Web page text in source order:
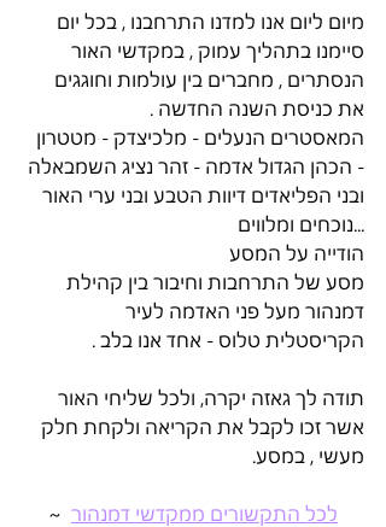
מיום ליום אנו למדנו התרחבנו , בכל יום
סיימנו בתהליך עמוק , במקדשי האור
הנסתרים , מחברים בין עולמות וחוגגים
את כניסת השנה החדשה .
המאסטרים הנעלים - מלכיצדק - מטטרון
- הכהן הגדול אדמה - זהר נציג השמבאלה
ובני הפליאדים דיוות הטבע ובני ערי האור
...נוכחים ומלווים
הודייה על המסע
מסע של התרחבות וחיבור בין קהילת
דמנהור מעל פני האדמה לעיר
הקריסטלית טלוס - אחד אנו בלב .
תודה לך גאזה יקרה, ולכל שליחי האור
אשר זכו לקבל את הקריאה ולקחת חלק
מעשי , במסע.
לכל התקשורים ממקדשי דמנהור
  ~